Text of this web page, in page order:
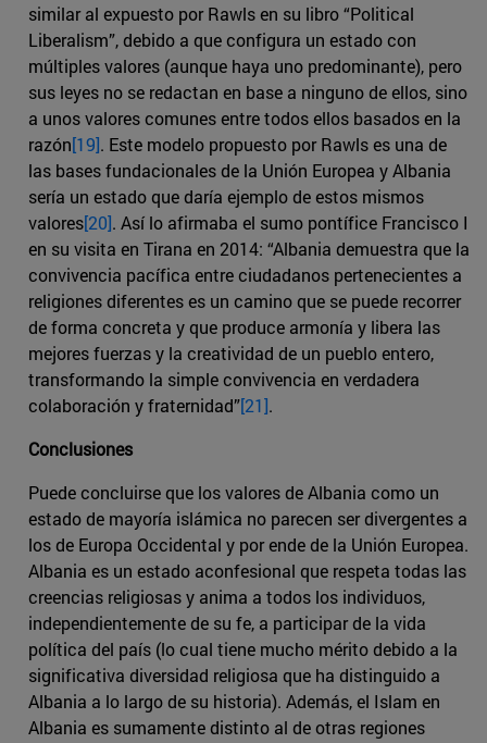
similar al expuesto por Rawls en su libro “Political
Liberalism”, debido a que configura un estado con
múltiples valores (aunque haya uno predominante), pero
sus leyes no se redactan en base a ninguno de ellos, sino
a unos valores comunes entre todos ellos basados en la
razón[19]. Este modelo propuesto por Rawls es una de
las bases fundacionales de la Unión Europea y Albania
sería un estado que daría ejemplo de estos mismos
valores[20]. Así lo afirmaba el sumo pontífice Francisco I
en su visita en Tirana en 2014: “Albania demuestra que la
convivencia pacífica entre ciudadanos pertenecientes a
religiones diferentes es un camino que se puede recorrer
de forma concreta y que produce armonía y libera las
mejores fuerzas y la creatividad de un pueblo entero,
transformando la simple convivencia en verdadera
colaboración y fraternidad”[21].
Conclusiones
Puede concluirse que los valores de Albania como un
estado de mayoría islámica no parecen ser divergentes a
los de Europa Occidental y por ende de la Unión Europea.
Albania es un estado aconfesional que respeta todas las
creencias religiosas y anima a todos los individuos,
independientemente de su fe, a participar de la vida
política del país (lo cual tiene mucho mérito debido a la
significativa diversidad religiosa que ha distinguido a
Albania a lo largo de su historia). Además, el Islam en
Albania es sumamente distinto al de otras regiones